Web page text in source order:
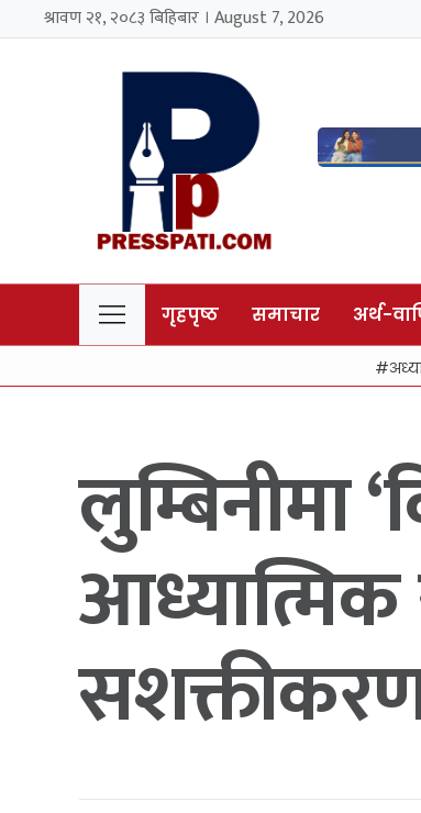
श्रावण २१, २०८३ बिहिबार । August 7, 2026
गृहपृष्ठ समाचार अर्थ-
लुम्बिनीमा